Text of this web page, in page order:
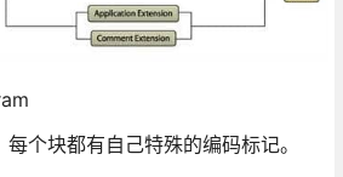
个块都有自己特殊的编码标记。